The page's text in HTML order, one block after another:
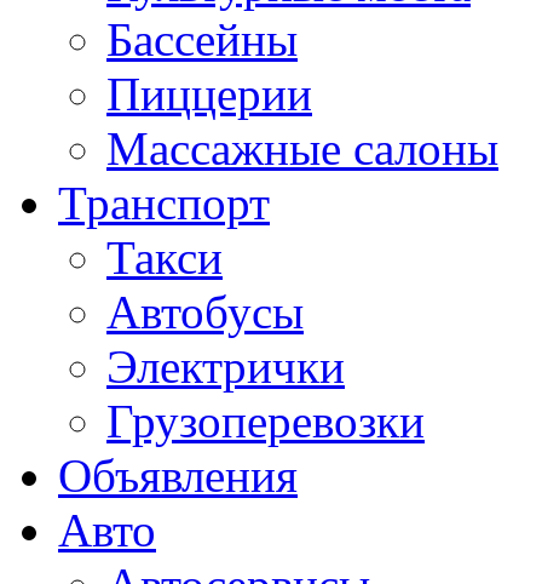
Бассейны
Пиццерии
Массажные салоны
Транспорт
Такси
Автобусы
Электрички
Грузоперевозки
Объявления
Авто